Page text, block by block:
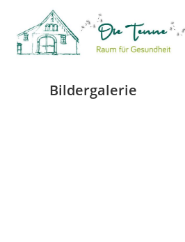
Bildergalerie